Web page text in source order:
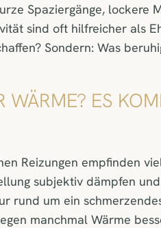
Spaziergänge, lockere
sind oft hilfreicher als
Sondern: Was
WÄRME? ES
Reizungen empfinden
subjektiv dämpfen
rund um ein
manchmal Wärme